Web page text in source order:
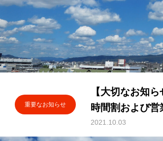
重要なお知らせ
【大切なお知
時間割および営
た。
2021.10.03